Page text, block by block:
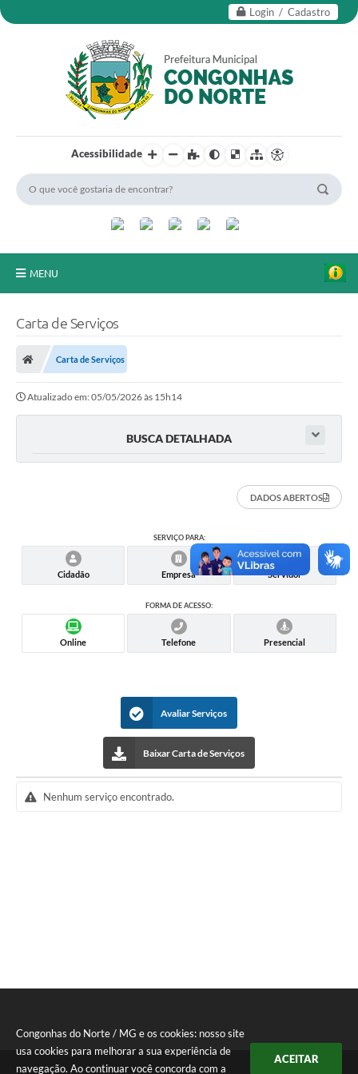
Congonhas do Norte / MG e os cookies: nosso site
usa cookies para melhorar a sua experiência de
navegação. Ao continuar você concorda com a
ACEITAR
Login / Cadastro
Acessibilidade
MENU
Ouvidoria
Legislação
Carta de Serviços
Carta de Serviços
Carta de Serviços
Atualizado em: 05/05/2026 às 15h14
BUSCA DETALHADA
DADOS ABERTOS
SERVIÇO PARA:
Cidadão Empresa Servidor
FORMA DE ACESSO:
Online Telefone Presencial
Avaliar Serviços
Baixar Carta de Serviços
Nenhum serviço encontrado.